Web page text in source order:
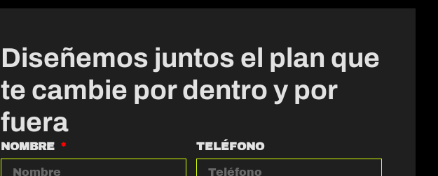
Diseñemos juntos el plan que
te cambie por dentro y por
fuera
NOMBRE TELÉFONO